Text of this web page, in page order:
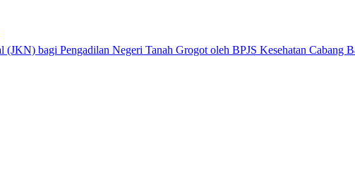
(JKN) bagi Pengadilan Negeri Tanah Grogot oleh BPJS Kesehatan Cabang